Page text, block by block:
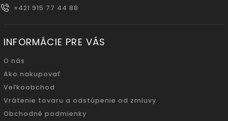
+421 915 77 44 88
INFORMÁCIE PRE VÁS
O nás
Ako nakupovať
Veľkoobchod
Vrátenie tovaru a odstúpenie od zmluvy
Obchodné podmienky